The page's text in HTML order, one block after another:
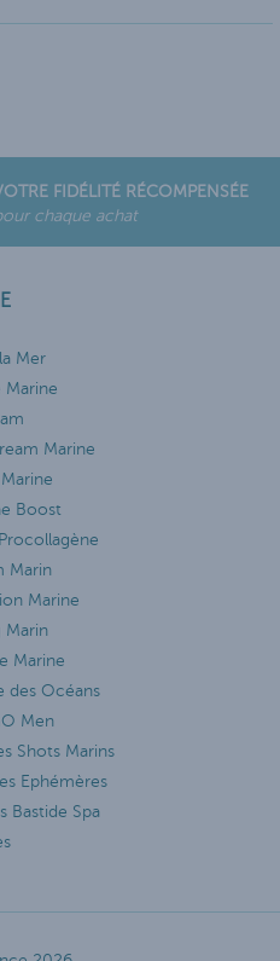
FIDÉLITÉ RÉCOMPENSÉE
chaque achat
Mer
Marine
Marine
Boost
Marin
Marine
Marin
Marine
des Océans
Men
Shots Marins
Ephémères
Bastide Spa